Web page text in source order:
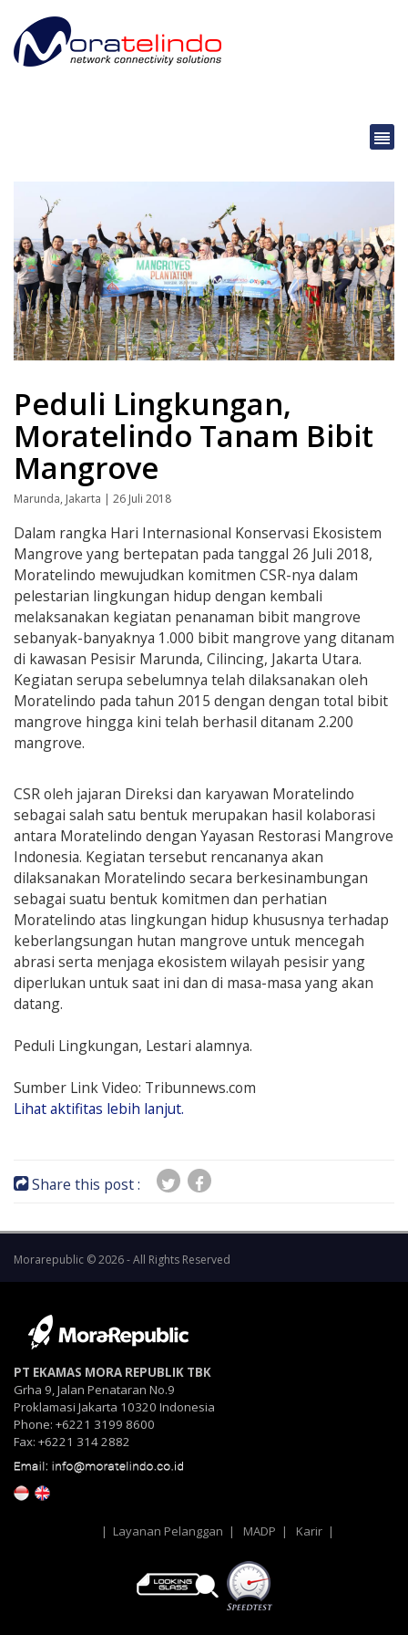
Peduli Lingkungan,
Moratelindo Tanam Bibit
Mangrove
Marunda, Jakarta | 26 Juli 2018
Dalam rangka Hari Internasional Konservasi Ekosistem
Mangrove yang bertepatan pada tanggal 26 Juli 2018,
Moratelindo mewujudkan komitmen CSR-nya dalam
pelestarian lingkungan hidup dengan kembali
melaksanakan kegiatan penanaman bibit mangrove
sebanyak-banyaknya 1.000 bibit mangrove yang ditanam
di kawasan Pesisir Marunda, Cilincing, Jakarta Utara.
Kegiatan serupa sebelumnya telah dilaksanakan oleh
Moratelindo pada tahun 2015 dengan dengan total bibit
mangrove hingga kini telah berhasil ditanam 2.200
mangrove.
CSR oleh jajaran Direksi dan karyawan Moratelindo
sebagai salah satu bentuk merupakan hasil kolaborasi
antara Moratelindo dengan Yayasan Restorasi Mangrove
Indonesia. Kegiatan tersebut rencananya akan
dilaksanakan Moratelindo secara berkesinambungan
sebagai suatu bentuk komitmen dan perhatian
Moratelindo atas lingkungan hidup khususnya terhadap
keberlangsungan hutan mangrove untuk mencegah
abrasi serta menjaga ekosistem wilayah pesisir yang
diperlukan untuk saat ini dan di masa-masa yang akan
datang.
Peduli Lingkungan, Lestari alamnya.
Sumber Link Video: Tribunnews.com
Lihat aktifitas lebih lanjut.
Share this post :
Morarepublic © 2026 - All Rights Reserved
PT EKAMAS MORA REPUBLIK TBK
Grha 9, Jalan Penataran No.9
Proklamasi Jakarta 10320 Indonesia
Phone: +6221 3199 8600
Fax: +6221 314 2882
| Layanan Pelanggan | MADP | Karir |